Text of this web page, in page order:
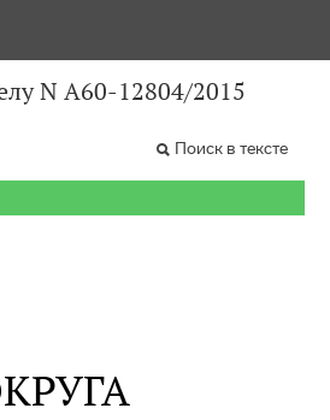
N А60-12804/2015
Поиск в тексте